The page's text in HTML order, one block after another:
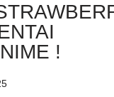
!